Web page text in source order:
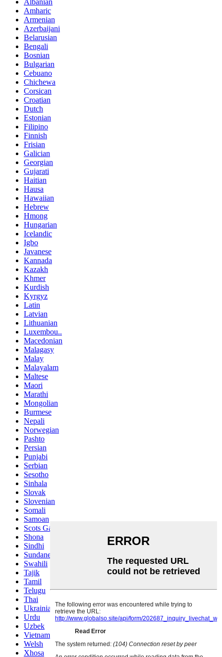
Albanian
Amharic
Armenian
Azerbaijani
Belarusian
Bengali
Bosnian
Bulgarian
Cebuano
Chichewa
Corsican
Croatian
Dutch
Estonian
Filipino
Finnish
Frisian
Galician
Georgian
Gujarati
Haitian
Hausa
Hawaiian
Hebrew
Hmong
Hungarian
Icelandic
Igbo
Javanese
Kannada
Kazakh
Khmer
Kurdish
Kyrgyz
Latin
Latvian
Lithuanian
Luxembou..
Macedonian
Malagasy
Malay
Malayalam
Maltese
Maori
Marathi
Mongolian
Burmese
Nepali
Norwegian
Pashto
Persian
Punjabi
Serbian
Sesotho
Sinhala
Slovak
Slovenian
Somali
Samoan
Scots Gaelic
Shona
Sindhi
Sundanese
Swahili
Tajik
Tamil
Telugu
Thai
Ukrainian
Urdu
Uzbek
Vietnamese
Welsh
Xhosa